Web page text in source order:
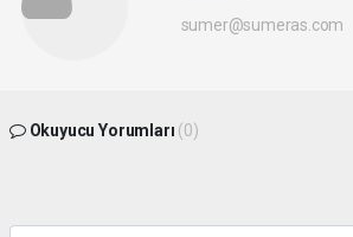
sumer@sumeras.com
Okuyucu Yorumları (0)